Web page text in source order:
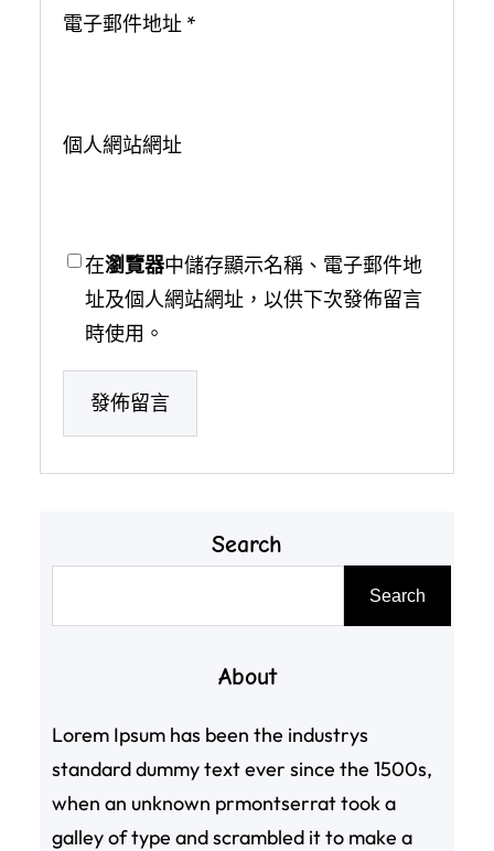
電子郵件地址 *
個人網站網址
在瀏覽器中儲存顯示名稱、電子郵件地
址及個人網站網址，以供下次發佈留言
時使用。
Search
Search
About
Lorem Ipsum has been the industrys
standard dummy text ever since the 1500s,
when an unknown prmontserrat took a
galley of type and scrambled it to make a